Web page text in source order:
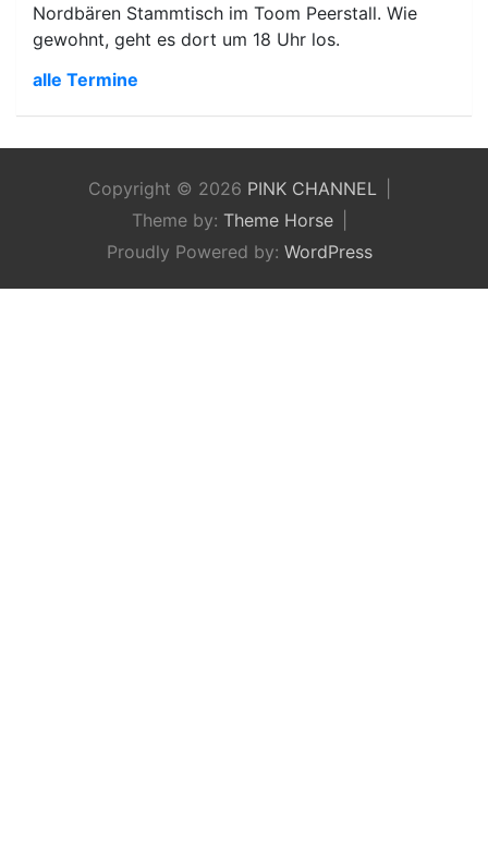
Nordbären Stammtisch im Toom Peerstall. Wie
gewohnt, geht es dort um 18 Uhr los.
alle Termine
Copyright © 2026 PINK CHANNEL
Theme by: Theme Horse
Proudly Powered by: WordPress